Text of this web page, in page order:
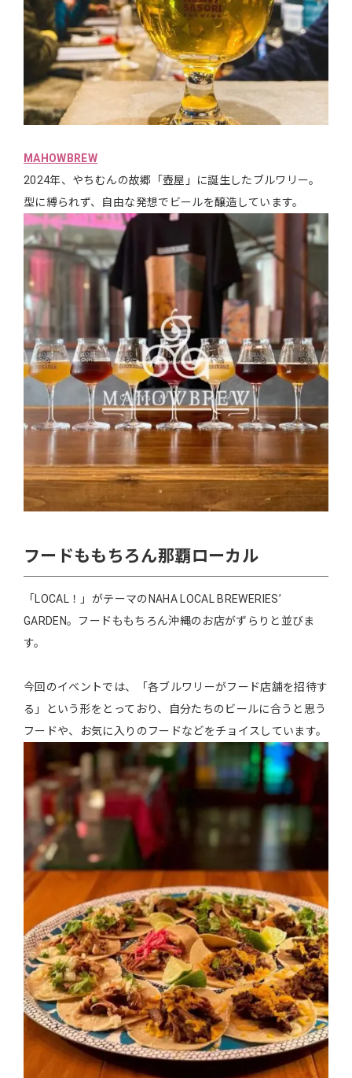
MAHOWBREW
2024年、やちむんの故郷「壺屋」に誕生したブルワリー。
型に縛られず、自由な発想でビールを醸造しています。
フードももちろん那覇ローカル
「LOCAL！」がテーマのΝAHA LOCAL BREWERIES’
GARDEN。フードももちろん沖縄のお店がずらりと並びま
す。
今回のイベントでは、「各ブルワリーがフード店舗を招待す
る」という形をとっており、自分たちのビールに合うと思う
フードや、お気に入りのフードなどをチョイスしています。